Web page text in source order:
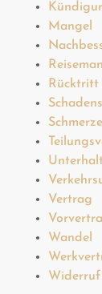
Mangel
Rücktritt
Vertrag
Wandel
Widerruf